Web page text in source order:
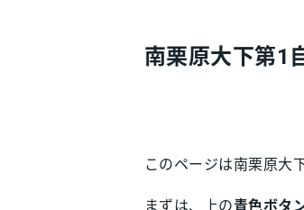
南栗原大下第1
このページは南栗原大
まずは、上の青色ボタ